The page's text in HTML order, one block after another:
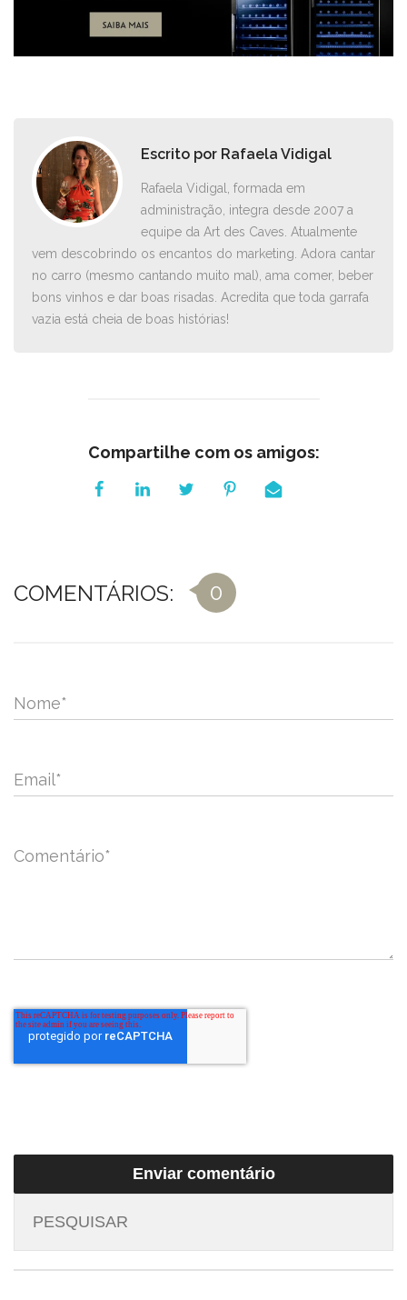
Escrito por Rafaela Vidigal
Rafaela Vidigal, formada em
administração, integra desde 2007 a
equipe da Art des Caves. Atualmente
vem descobrindo os encantos do marketing. Adora cantar
no carro ­(mesmo cantando muito mal), ama comer, beber
bons vinhos e dar boas risadas. Acredita que toda garrafa
vazia está cheia de boas histórias!
Compartilhe com os amigos:
COMENTÁRIOS: 0
Nome*
Email*
Comentário*